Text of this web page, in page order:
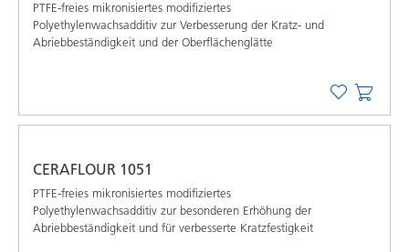
PTFE-freies mikronisiertes modifiziertes
Polyethylenwachsadditiv zur Verbesserung der Kratz- und
Abriebbeständigkeit und der Oberflächenglätte
CERAFLOUR 1051
PTFE-freies mikronisiertes modifiziertes
Polyethylenwachsadditiv zur besonderen Erhöhung der
Abriebbeständigkeit und für verbesserte Kratzfestigkeit